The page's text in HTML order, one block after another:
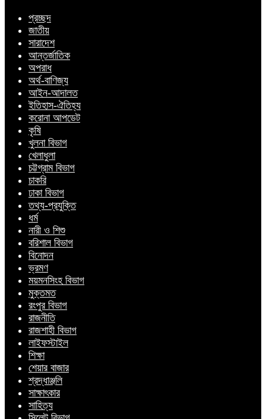
প্রচ্ছদ
জাতীয়
সারাদেশ
আন্তর্জাতিক
অপরাধ
অর্থ-বাণিজ্য
আইন-আদালত
ইতিহাস-ঐতিহ্য
করোনা আপডেট
কৃষি
খুলনা বিভাগ
খেলাধুলা
চট্টগ্রাম বিভাগ
চাকরি
ঢাকা বিভাগ
তথ্য-প্রযুক্তি
ধর্ম
নারী ও শিশু
বরিশাল বিভাগ
বিনোদন
ভ্রমণ
ময়মনসিংহ বিভাগ
মুক্তমত
রংপুর বিভাগ
রাজনীতি
রাজশাহী বিভাগ
লাইফস্টাইল
শিক্ষা
শেয়ার বাজার
শ্রদ্ধাঞ্জলি
সাক্ষাৎকার
সাহিত্য